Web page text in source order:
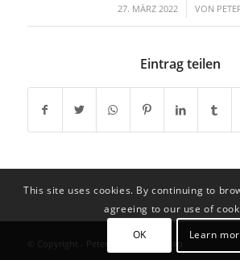
27. MÄRZ 2022
/ VON
Eintrag teilen
© Copyright - Peter Schätzl | Sitemap
This site uses cookies. By continuing to
agreeing to our use of
OK
Learn